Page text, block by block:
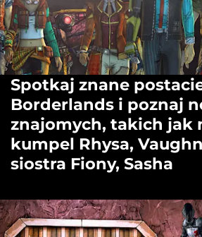
Spotkaj znane
Borderlands i poznaj
znajomych, takich jak
kumpel Rhysa,
siostra Fiony, Sasha